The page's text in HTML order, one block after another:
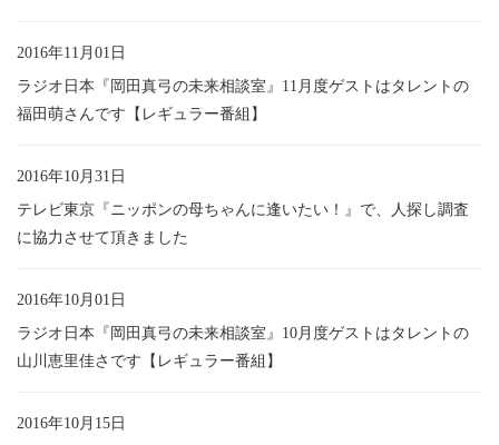
2016年11月01日
ラジオ日本『岡田真弓の未来相談室』11月度ゲストはタレントの
福田萌さんです【レギュラー番組】
2016年10月31日
テレビ東京『ニッポンの母ちゃんに逢いたい！』で、人探し調査
に協力させて頂きました
2016年10月01日
ラジオ日本『岡田真弓の未来相談室』10月度ゲストはタレントの
山川恵里佳さです【レギュラー番組】
2016年10月15日